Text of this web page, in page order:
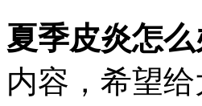
夏季皮炎怎么
内容，希望